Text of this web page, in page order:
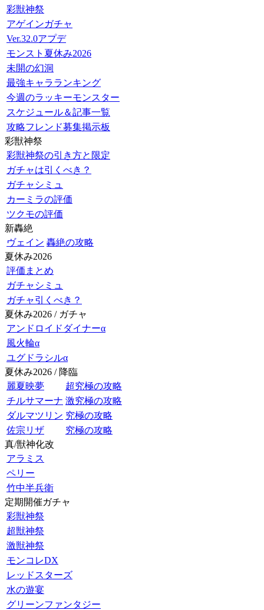
彩獣神祭
アゲインガチャ
Ver.32.0アプデ
モンスト夏休み2026
未開の幻洞
最強キャラランキング
今週のラッキーモンスター
スケジュール＆記事一覧
攻略フレンド募集掲示板
彩獣神祭
彩獣神祭の引き方と限定
ガチャは引くべき？
ガチャシミュ
カーミラの評価
ツクモの評価
新轟絶
ヴェイン 轟絶の攻略
夏休み2026
評価まとめ
ガチャシミュ
ガチャ引くべき？
夏休み2026 / ガチャ
アンドロイドダイナーα
風火輪α
ユグドラシルα
夏休み2026 / 降臨
麗夏映夢
超究極の攻略
チルサマーナ 激究極の攻略
ダルマツリン 究極の攻略
佐宗リザ
究極の攻略
真/獣神化改
アラミス
ペリー
竹中半兵衛
定期開催ガチャ
彩獣神祭
超獣神祭
激獣神祭
モンコレDX
レッドスターズ
水の遊宴
グリーンファンタジー